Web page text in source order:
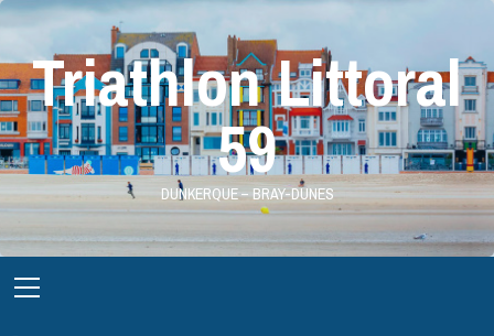
Skip
contentTriathlon Littoral
59
DUNKERQUE – BRAY-DUNES
Menu